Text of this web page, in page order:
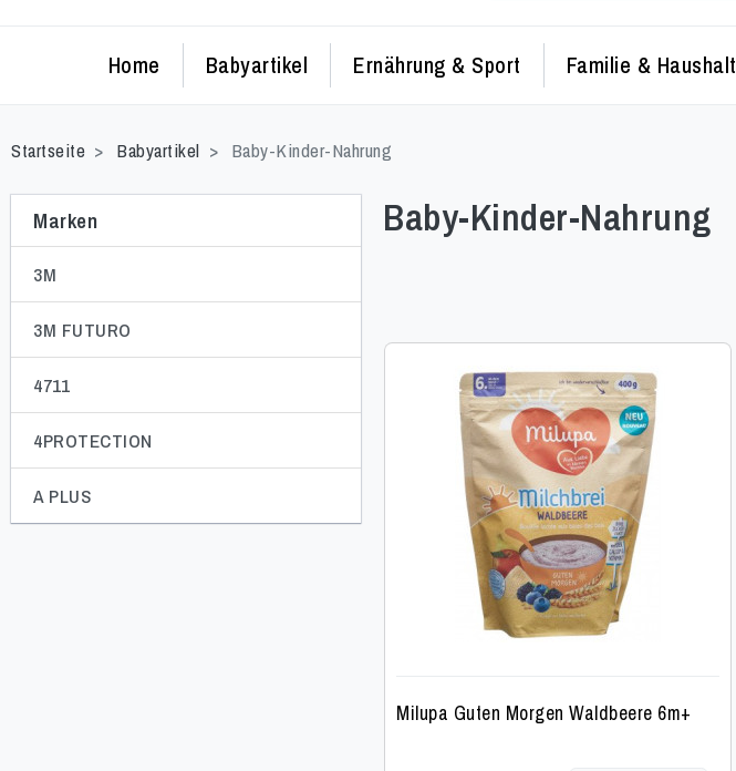
Home Babyartikel Ernährung & Sport Familie & Haushalt
Startseite Babyartikel Baby-Kinder-Nahrung
Marken
3M
3M FUTURO
4711
4PROTECTION
A PLUS
Baby-Kinder-Nahrung
Milupa Guten Morgen Waldbeere 6m+